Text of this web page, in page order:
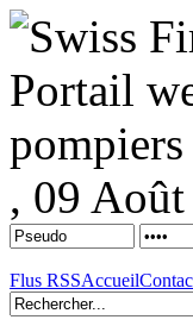
, 09
Flus RSSAccueil